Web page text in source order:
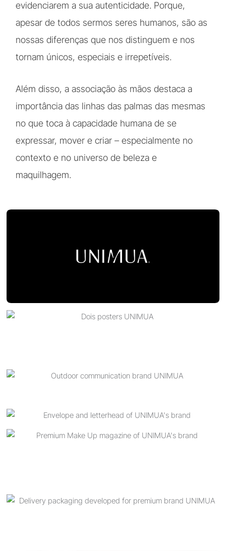
evidenciarem a sua autenticidade. Porque,
apesar de todos sermos seres humanos, são as
nossas diferenças que nos distinguem e nos
tornam únicos, especiais e irrepetíveis.
Além disso, a associação às mãos destaca a
importância das linhas das palmas das mesmas
no que toca à capacidade humana de se
expressar, mover e criar – especialmente no
contexto e no universo de beleza e
maquilhagem.